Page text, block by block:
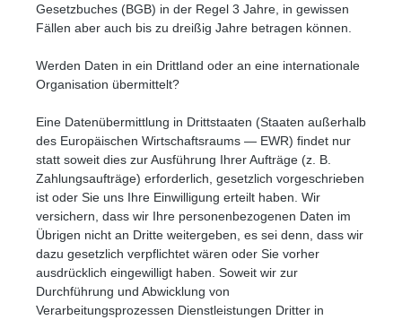
Gesetzbuches (BGB) in der Regel 3 Jahre, in gewissen
Fällen aber auch bis zu dreißig Jahre betragen können.
Werden Daten in ein Drittland oder an eine internationale
Organisation übermittelt?
Eine Datenübermittlung in Drittstaaten (Staaten außerhalb
des Europäischen Wirtschaftsraums — EWR) findet nur
statt soweit dies zur Ausführung Ihrer Aufträge (z. B.
Zahlungsaufträge) erforderlich, gesetzlich vorgeschrieben
ist oder Sie uns Ihre Einwilligung erteilt haben. Wir
versichern, dass wir Ihre personenbezogenen Daten im
Übrigen nicht an Dritte weitergeben, es sei denn, dass wir
dazu gesetzlich verpflichtet wären oder Sie vorher
ausdrücklich eingewilligt haben. Soweit wir zur
Durchführung und Abwicklung von
Verarbeitungsprozessen Dienstleistungen Dritter in